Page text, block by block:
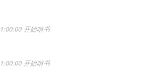
开始啃书
开始啃书